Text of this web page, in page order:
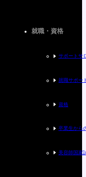
就職・資格
サポートサ
就職サポー
資格
卒業生から
美容師国家